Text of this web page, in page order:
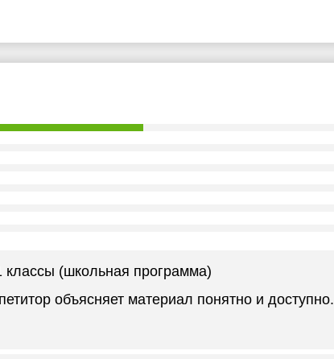
классы (школьная программа)
объясняет материал понятно и доступно.